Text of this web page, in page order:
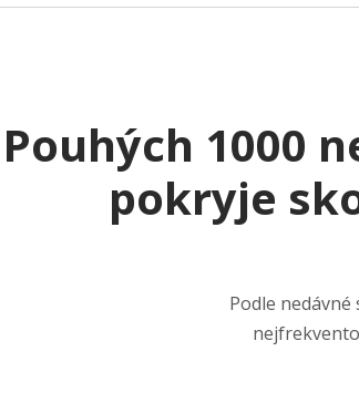
Pouhých 1000
pokryje
Podle